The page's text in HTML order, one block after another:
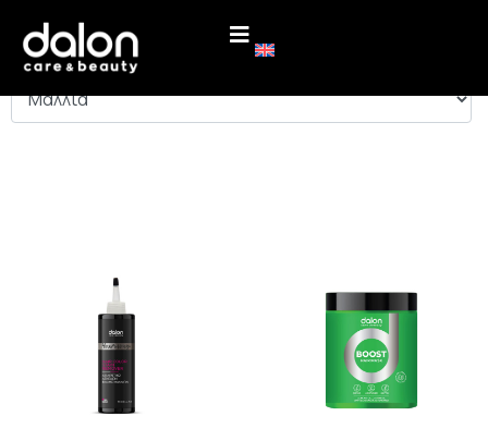
ΚΑΤΗΓΟΡΙΕΣ